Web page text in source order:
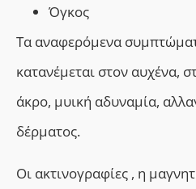
Όγκος
Τα αναφερόμενα
κατανέμεται στον αυχένα,
άκρο, μυική αδυναμία,
δέρματος.
Οι ακτινογραφίες , η